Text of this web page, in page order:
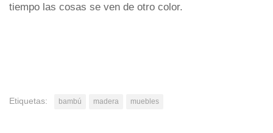
tiempo las cosas se ven de otro color.
Etiquetas: bambú madera muebles